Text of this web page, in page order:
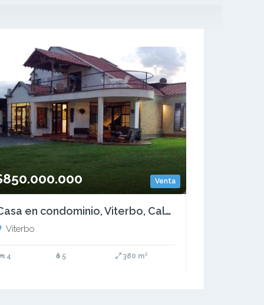
Venta
Casa en condominio, Viterbo, Caldas
Viterbo
4 5 380 m²